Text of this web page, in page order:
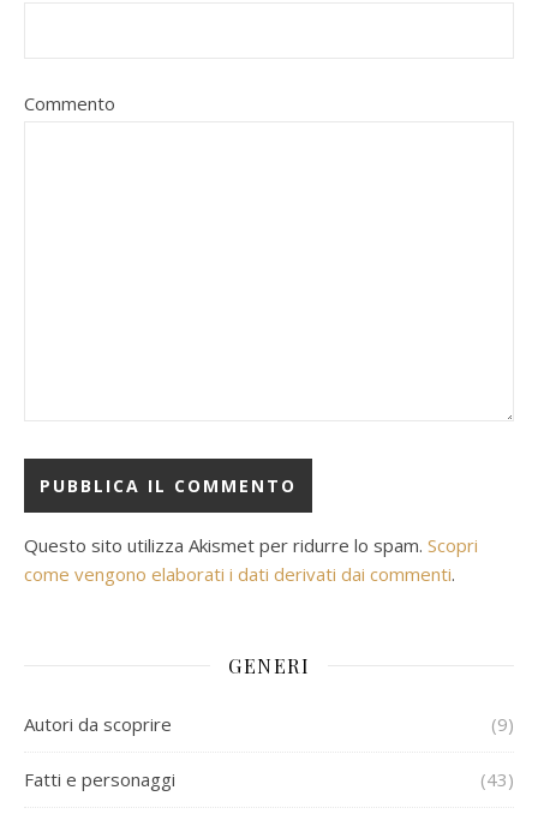
Commento
Questo sito utilizza Akismet per ridurre lo spam. Scopri
come vengono elaborati i dati derivati dai commenti.
GENERI
Autori da scoprire (9)
Fatti e personaggi (43)